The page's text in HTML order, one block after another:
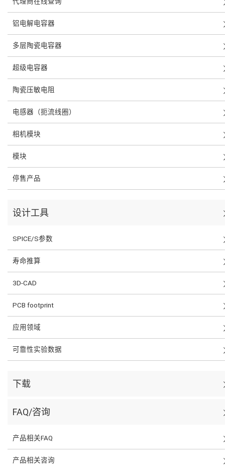
铝电解电容器
多层陶瓷电容器
超级电容器
陶瓷压敏电阻
电感器（扼流线圈）
相机模块
模块
停售产品
设计工具
SPICE/S参数
寿命推算
3D-CAD
PCB footprint
应用领域
可靠性实验数据
下载
FAQ/咨询
产品相关FAQ
产品相关咨询